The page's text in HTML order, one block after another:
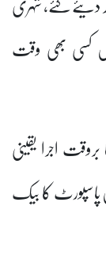
میں کسی بھی وقت
اجرا یقینی
کا بیک